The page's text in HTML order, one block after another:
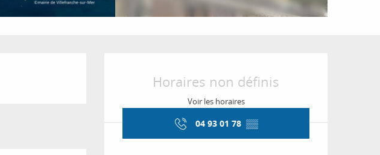
Ouverture et
Horaires non définis
Voir les horaires
04 93 01 78 ▒▒